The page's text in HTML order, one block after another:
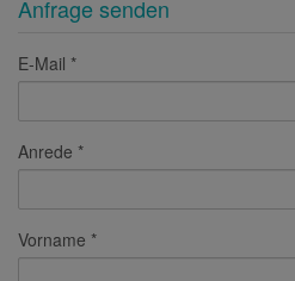
Anfrage senden
E-Mail
Anrede
Vorname